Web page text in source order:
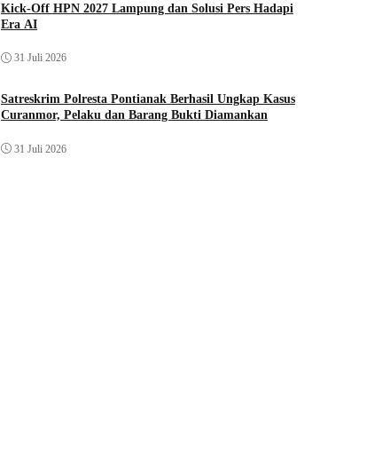
Kick-Off HPN 2027 Lampung dan Solusi Pers Hadapi
Era AI
31 Juli 2026
Satreskrim Polresta Pontianak Berhasil Ungkap Kasus
Curanmor, Pelaku dan Barang Bukti Diamankan
31 Juli 2026